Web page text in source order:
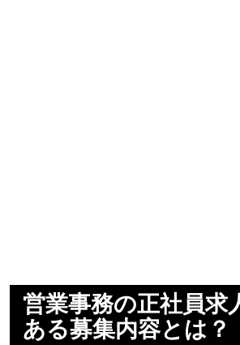
営業事務の正社員求
ある募集内容とは？